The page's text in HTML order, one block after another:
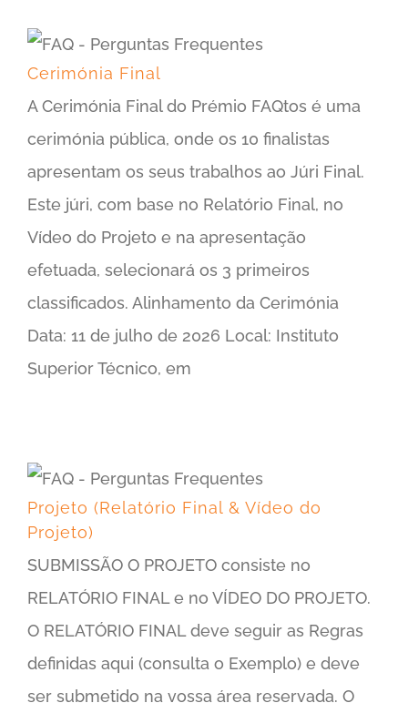
Cerimónia Final
A Cerimónia Final do Prémio FAQtos é uma
cerimónia pública, onde os 10 finalistas
apresentam os seus trabalhos ao Júri Final.
Este júri, com base no Relatório Final, no
Vídeo do Projeto e na apresentação
efetuada, selecionará os 3 primeiros
classificados. Alinhamento da Cerimónia
Data: 11 de julho de 2026 Local: Instituto
Superior Técnico, em
Projeto (Relatório Final & Vídeo do
Projeto)
SUBMISSÃO O PROJETO consiste no
RELATÓRIO FINAL e no VÍDEO DO PROJETO.
O RELATÓRIO FINAL deve seguir as Regras
definidas aqui (consulta o Exemplo) e deve
ser submetido na vossa área reservada. O